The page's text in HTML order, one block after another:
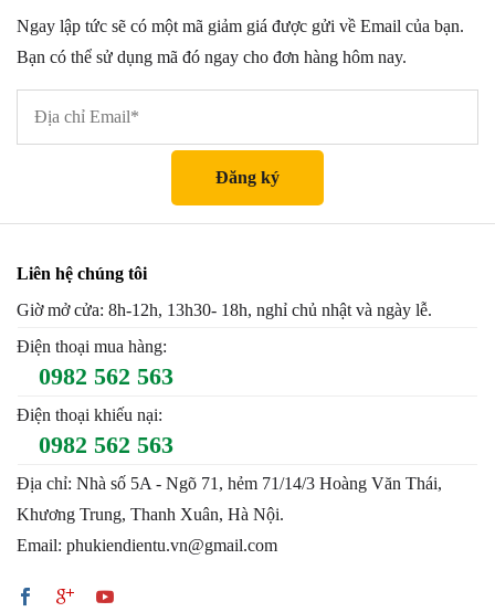
Ngay lập tức sẽ có một mã giảm giá được gửi về Email của bạn.
Bạn có thể sử dụng mã đó ngay cho đơn hàng hôm nay.
Liên hệ chúng tôi
Giờ mở cửa: 8h-12h, 13h30- 18h, nghỉ chủ nhật và ngày lễ.
Điện thoại mua hàng:
0982 562 563
Điện thoại khiếu nại:
0982 562 563
Địa chỉ: Nhà số 5A - Ngõ 71, hẻm 71/14/3 Hoàng Văn Thái,
Khương Trung, Thanh Xuân, Hà Nội.
Email: phukiendientu.vn@gmail.com